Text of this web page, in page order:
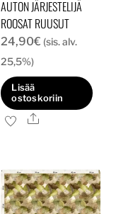
AUTON JÄRJESTELIJÄ
ROOSAT RUUSUT
24,90€ (sis. alv.
25,5%)
Lisää
ostoskoriin
Ale